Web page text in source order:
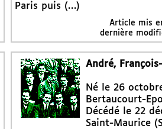
Paris puis (…)
Article mis
dernière
André,
Né le 26
Bertaucourt-
Décédé le 22
Saint-Maurice